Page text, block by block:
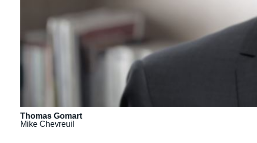
Thomas Gomart
Mike Chevreuil